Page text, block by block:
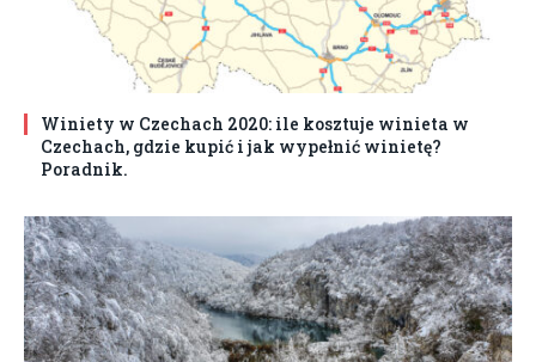
Winiety w Czechach 2020: ile kosztuje winieta w
Czechach, gdzie kupić i jak wypełnić winietę?
Poradnik.